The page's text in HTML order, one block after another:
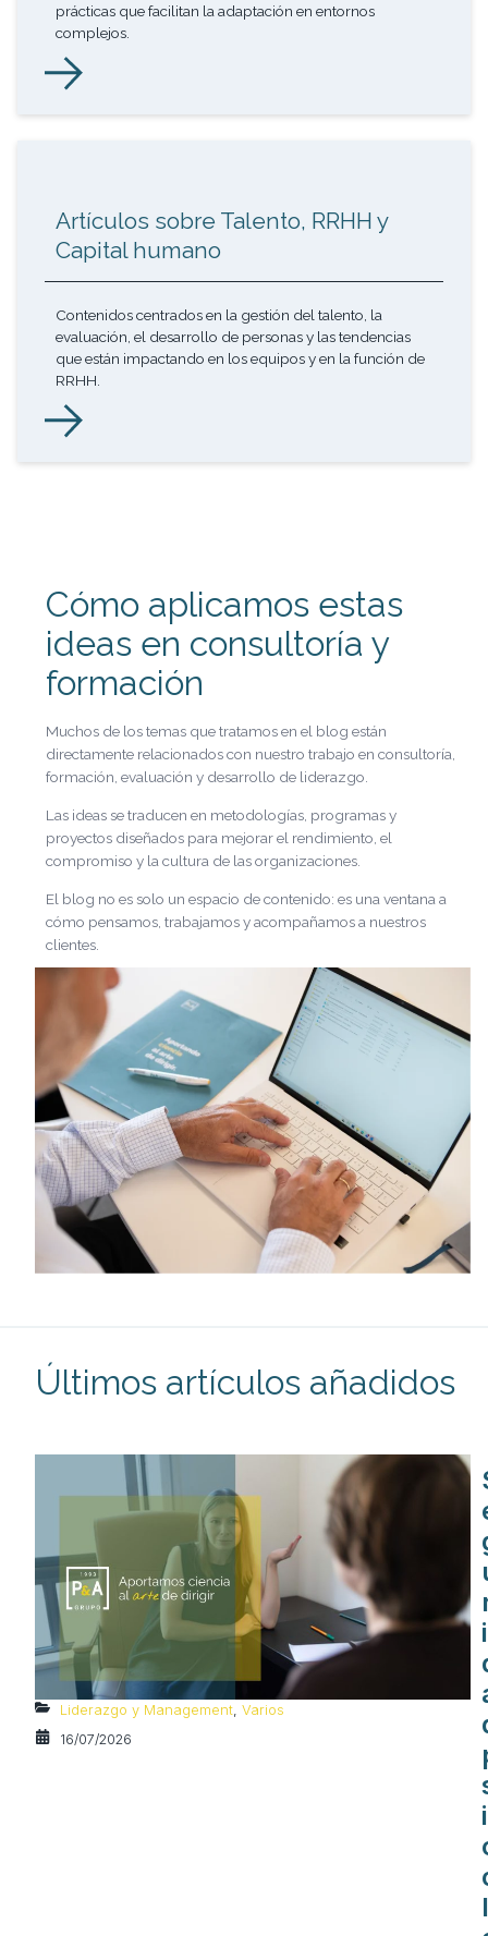
prácticas que facilitan la adaptación en entornos
complejos.
Artículos sobre Talento, RRHH y
Capital humano
Contenidos centrados en la gestión del talento, la
evaluación, el desarrollo de personas y las tendencias
que están impactando en los equipos y en la función de
RRHH.
Cómo aplicamos estas
ideas en consultoría y
formación
Muchos de los temas que tratamos en el blog están
directamente relacionados con nuestro trabajo en consultoría,
formación, evaluación y desarrollo de liderazgo.
Las ideas se traducen en metodologías, programas y
proyectos diseñados para mejorar el rendimiento, el
compromiso y la cultura de las organizaciones.
El blog no es solo un espacio de contenido: es una ventana a
cómo pensamos, trabajamos y acompañamos a nuestros
clientes.
Últimos artículos añadidos
Liderazgo y Management, Varios
16/07/2026
i
i
l